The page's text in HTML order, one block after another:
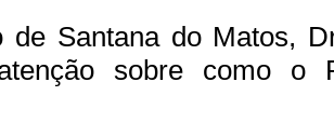
de Santana do Matos,
sobre como o